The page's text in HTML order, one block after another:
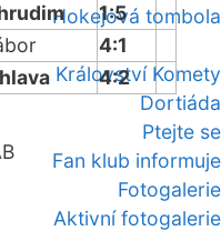
Hokejová tombola
Království Komety
Dortiáda
Ptejte se
Fan klub informuje
Fotogalerie
Aktivní fotogalerie
1:5
4:1
4:2